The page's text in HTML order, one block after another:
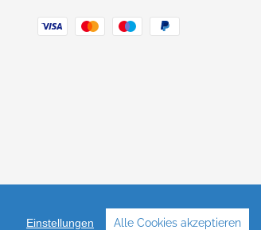
Einstellungen Alle Cookies akzeptieren